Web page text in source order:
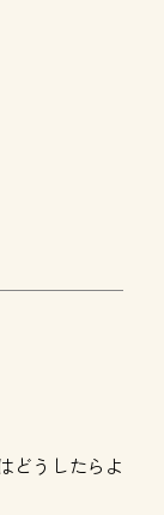
どうしたらよ